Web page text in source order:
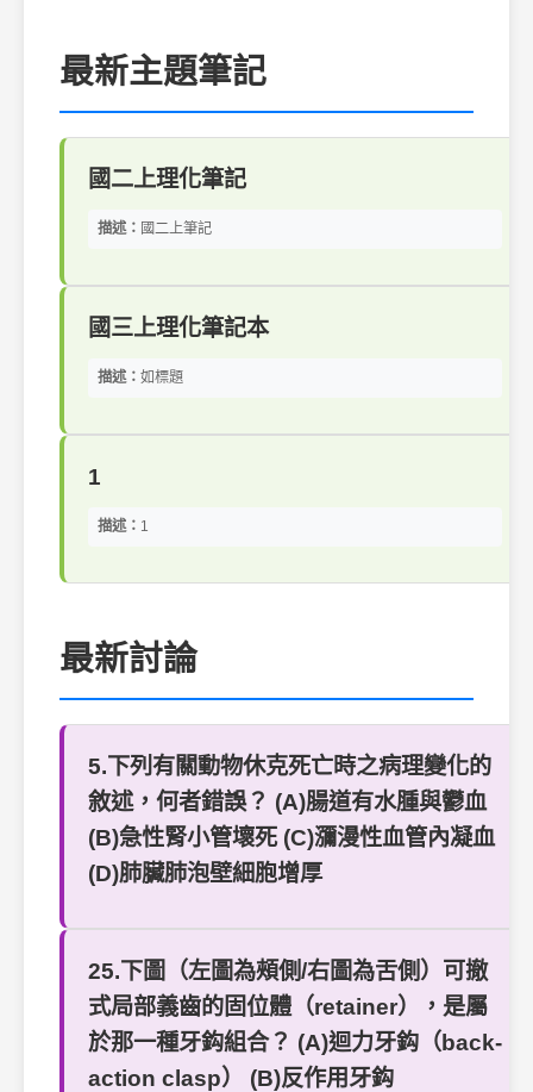
最新主題筆記
國二上理化筆記
描述： 國二上筆記
國三上理化筆記本
描述： 如標題
1
描述： 1
最新討論
5.下列有關動物休克死亡時之病理變化的
敘述，何者錯誤？ (A)腸道有水腫與鬱血
(B)急性腎小管壞死 (C)瀰漫性血管內凝血
(D)肺臟肺泡壁細胞增厚
25.下圖（左圖為頰側/右圖為舌側）可撤
式局部義齒的固位體（retainer），是屬
於那一種牙鈎組合？ (A)迴力牙鈎（back-
action clasp） (B)反作用牙鈎